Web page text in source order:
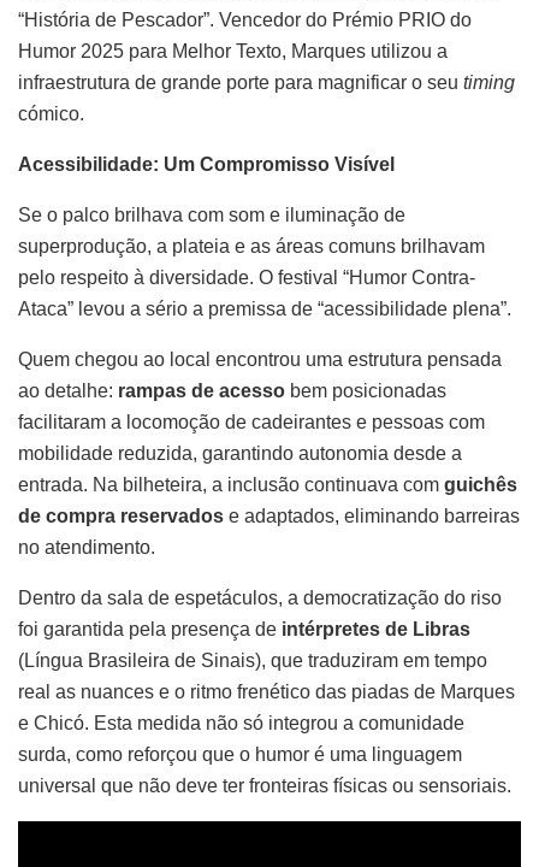
“História de Pescador”. Vencedor do Prémio PRIO do
Humor 2025 para Melhor Texto, Marques utilizou a
infraestrutura de grande porte para magnificar o seu timing
cómico.
Acessibilidade: Um Compromisso Visível
Se o palco brilhava com som e iluminação de
superprodução, a plateia e as áreas comuns brilhavam
pelo respeito à diversidade. O festival “Humor Contra-
Ataca” levou a sério a premissa de “acessibilidade plena”.
Quem chegou ao local encontrou uma estrutura pensada
ao detalhe: rampas de acesso bem posicionadas
facilitaram a locomoção de cadeirantes e pessoas com
mobilidade reduzida, garantindo autonomia desde a
entrada. Na bilheteira, a inclusão continuava com guichês
de compra reservados e adaptados, eliminando barreiras
no atendimento.
Dentro da sala de espetáculos, a democratização do riso
foi garantida pela presença de intérpretes de Libras
(Língua Brasileira de Sinais), que traduziram em tempo
real as nuances e o ritmo frenético das piadas de Marques
e Chicó. Esta medida não só integrou a comunidade
surda, como reforçou que o humor é uma linguagem
universal que não deve ter fronteiras físicas ou sensoriais.